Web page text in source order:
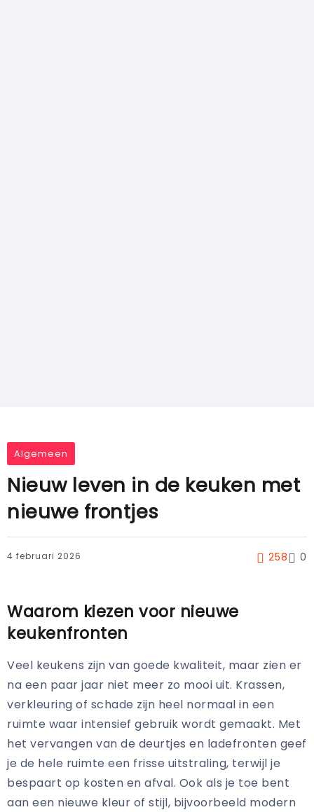
Algemeen
Nieuw leven in de keuken met
nieuwe frontjes
4 februari 2026 258 0
Waarom kiezen voor nieuwe
keukenfronten
Veel keukens zijn van goede kwaliteit, maar zien er
na een paar jaar niet meer zo mooi uit. Krassen,
verkleuring of schade zijn heel normaal in een
ruimte waar intensief gebruik wordt gemaakt. Met
het vervangen van de deurtjes en ladefronten geef
je de hele ruimte een frisse uitstraling, terwijl je
bespaart op kosten en afval. Ook als je toe bent
aan een nieuwe kleur of stijl, bijvoorbeeld modern